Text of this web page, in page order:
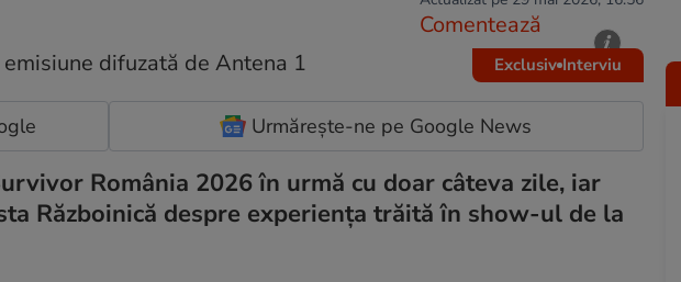
Comentează
Exclusiv Interviu
Urmărește-ne pe Google News
România 2026 în urmă cu doar câteva zile, iar
Războinică despre experiența trăită în show-ul de la